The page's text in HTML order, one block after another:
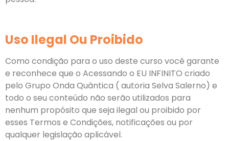
Uso Ilegal Ou Proibido
Como condição para o uso deste curso você garante
e reconhece que o Acessando o EU INFINITO criado
pelo Grupo Onda Quântica ( autoria Selva Salerno) e
todo o seu conteúdo não serão utilizados para
nenhum propósito que seja ilegal ou proibido por
esses Termos e Condições, notificações ou por
qualquer legislação aplicável.